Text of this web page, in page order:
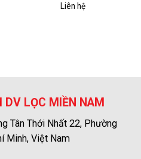
Liên hệ
LỌC MIỀN NAM
Tân Thới Nhất 22, Phường
Minh, Việt Nam